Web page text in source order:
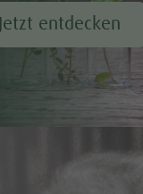
Jetzt entdecken